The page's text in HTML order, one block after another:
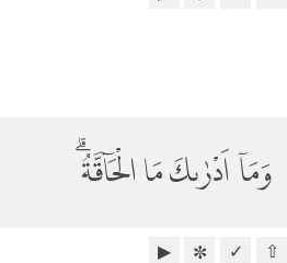
وَمَآ اَدْرٰىكَ مَا الْحَاۤقَّةُ ۗ
⇧
✓
✼
▶